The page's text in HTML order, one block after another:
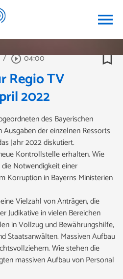
menu
/ play_circle_outline04:00 bookmark_border
Regio TV
2022
des Bayerischen
der einzelnen Ressorts
Jahr 2022 diskutiert.
Kontrollstelle erhalten. Wie
Notwendigkeit einer
Korruption in Bayerns Ministerien
Vielzahl von Anträgen, die
Judikative in vielen Bereichen
in Vollzug und Bewährungshilfe,
Staatsanwälten. Massiven Aufbau
Wie stehen die
massiven Aufbau von Personal